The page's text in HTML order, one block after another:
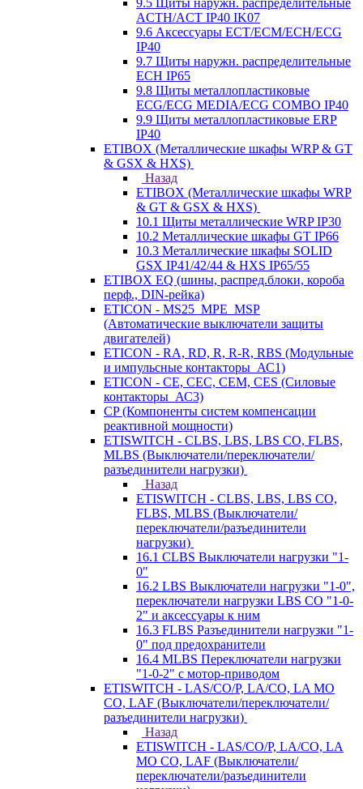
9.5 Щиты наружн. распределительные
ACTH/ACT IP40 IK07
9.6 Аксессуары ECT/ECM/ECH/ECG
IP40
9.7 Щиты наружн. распределительные
ECH IP65
9.8 Щиты металлопластиковые
ECG/ECG MEDIA/ECG COMBO IP40
9.9 Щиты металлопластиковые ERP
IP40
ETIBOX (Металлические шкафы WRP & GT
& GSX & HXS)
Назад
ETIBOX (Металлические шкафы WRP
& GT & GSX & HXS)
10.1 Щиты металлические WRP IP30
10.2 Металлические шкафы GT IP66
10.3 Металлические шкафы SOLID
GSX IP41/42/44 & HXS IP65/55
ETIBOX EQ (шины, распред.блоки, короба
перф., DIN-рейка)
ETICON - MS25_MPE_MSP
(Автоматические выключатели защиты
двигателей)
ETICON - RA, RD, R, R-R, RBS (Модульные
и импульсные контакторы_АС1)
ETICON - CE, CEC, CEM, CES (Силовые
контакторы_АС3)
CP (Компоненты систем компенсации
реактивной мощности)
ETISWITCH - CLBS, LBS, LBS CO, FLBS,
MLBS (Выключатели/переключатели/
разъединители нагрузки)
Назад
ETISWITCH - CLBS, LBS, LBS CO,
FLBS, MLBS (Выключатели/
переключатели/разъединители
нагрузки)
16.1 CLBS Выключатели нагрузки "1-
0"
16.2 LBS Выключатели нагрузки "1-0",
переключатели нагрузки LBS CO "1-0-
2" и аксессуары к ним
16.3 FLBS Разъединители нагрузки "1-
0" под предохранители
16.4 MLBS Переключатели нагрузки
"1-0-2" с мотор-приводом
ETISWITCH - LAS/CO/P, LA/CO, LA MO
CO, LAF (Выключатели/переключатели/
разъединители нагрузки)
Назад
ETISWITCH - LAS/CO/P, LA/CO, LA
MO CO, LAF (Выключатели/
переключатели/разъединители